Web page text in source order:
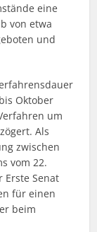
eine
von etwa
und
Oktober
um
Als
zwischen
vom 22.
Erste Senat
für einen
beim